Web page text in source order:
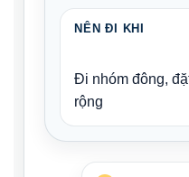
NÊN ĐI KHI
Đi nhóm đông,
rộng